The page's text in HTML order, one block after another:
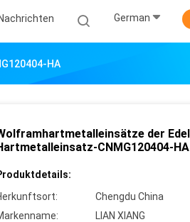
Nachrichten German
HA
der
CNMG120404-HA
Chengdu China
LIAN XIANG